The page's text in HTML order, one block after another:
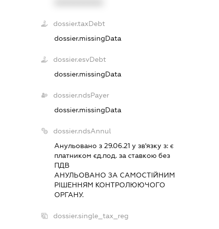
dossier.taxDebt
dossier.missingData
dossier.esvDebt
dossier.missingData
dossier.ndsPayer
dossier.missingData
dossier.ndsAnnul
Анульовано з 29.06.21 у зв'язку з:є
платником єд.под. за ставкою без
ПДВ
АНУЛЬОВАНО ЗА САМОСТIЙНИМ
РIШЕННЯМ КОНТРОЛЮЮЧОГО
ОРГАНУ.
dossier.single_tax_reg